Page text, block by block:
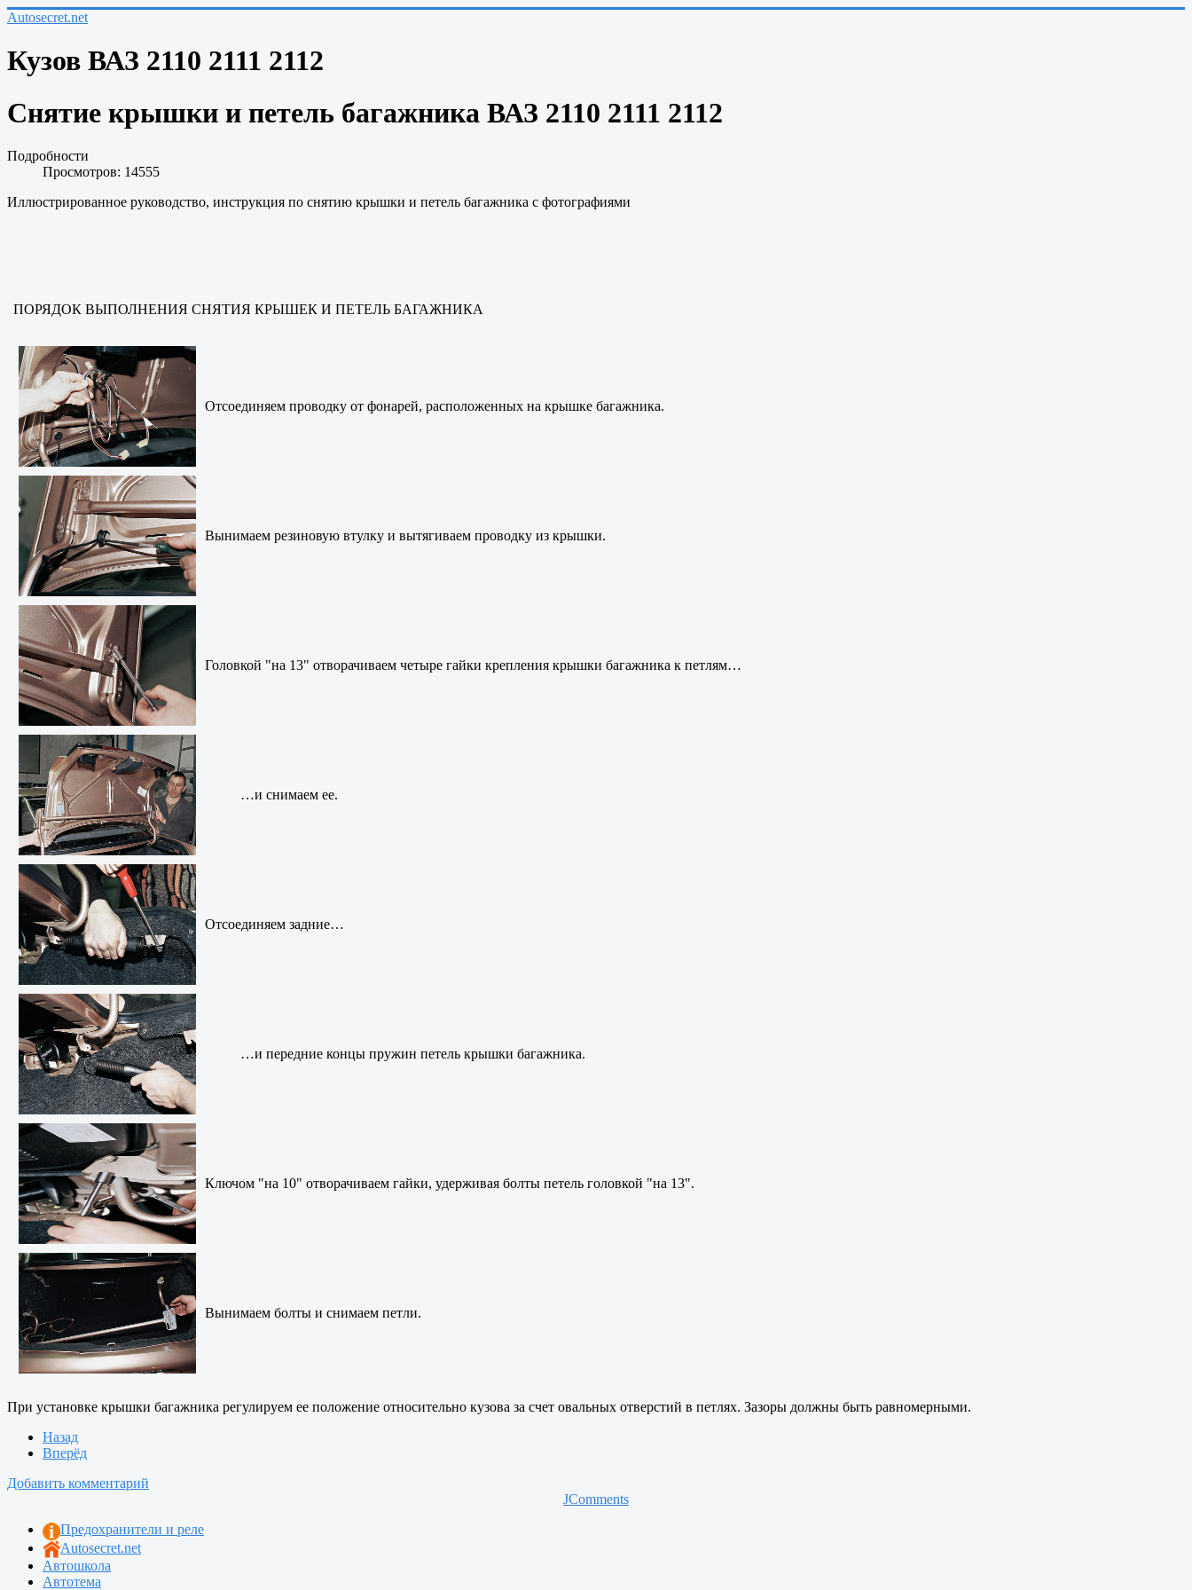
Autosecret.net
Кузов ВАЗ 2110 2111 2112
Снятие крышки и петель багажника ВАЗ 2110 2111 2112
Подробности
Просмотров: 14555
Иллюстрированное руководство, инструкция по снятию крышки и петель багажника с фотографиями
ПОРЯДОК ВЫПОЛНЕНИЯ СНЯТИЯ КРЫШЕК И ПЕТЕЛЬ БАГАЖНИКА
Отсоединяем проводку от фонарей, расположенных на крышке багажника.
Вынимаем резиновую втулку и вытягиваем проводку из крышки.
Головкой "на 13" отворачиваем четыре гайки крепления крышки багажника к петлям…
…и снимаем ее.
Отсоединяем задние…
…и передние концы пружин петель крышки багажника.
Ключом "на 10" отворачиваем гайки, удерживая болты петель головкой "на 13".
Вынимаем болты и снимаем петли.
При установке крышки багажника регулируем ее положение относительно кузова за счет овальных отверстий в петлях. Зазоры должны быть равномерными.
Назад
Вперёд
Добавить комментарий
JComments
Предохранители и реле
Autosecret.net
Автошкола
Автотема